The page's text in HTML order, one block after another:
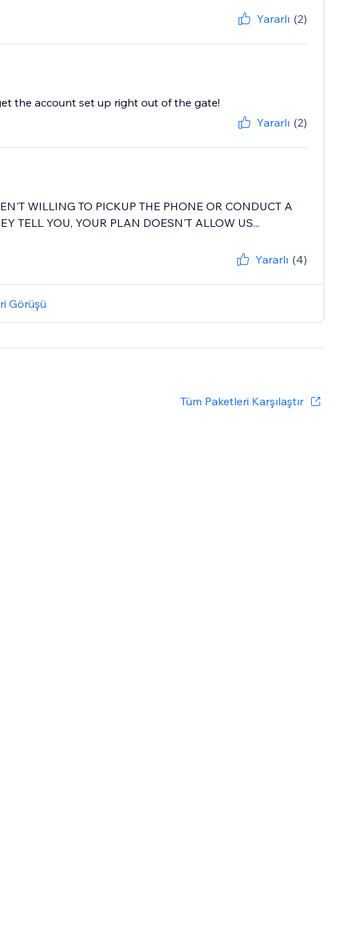
Yararlı (2)
the account set up right out of the gate!
Yararlı (2)
WILLING TO PICKUP THE PHONE OR CONDUCT A
TELL YOU, YOUR PLAN DOESN'T ALLOW US...
Yararlı (4)
Görüşü
Tüm Paketleri Karşılaştır